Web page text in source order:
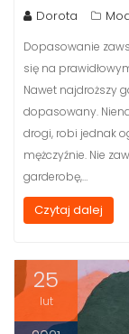
Dorota
Dopasowanie
się na
Nawet najdroższy
dopasowany.
drogi, robi jednak
mężczyźnie. Nie
garderobę,…
Czytaj dalej
25
lut